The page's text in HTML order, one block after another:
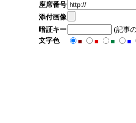
座席番号
添付画像
暗証キー
(記事
文字色
■ ■ ■ ■